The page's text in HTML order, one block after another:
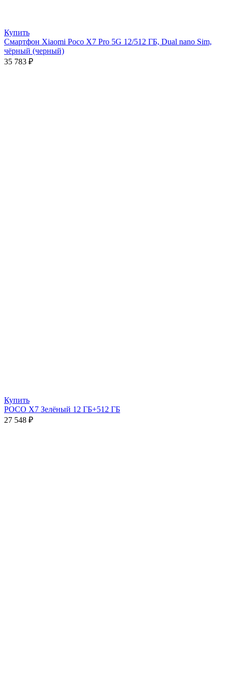
Купить
Смартфон Xiaomi Poco X7 Pro 5G 12/512 ГБ, Dual nano Sim,
чёрный (черный)
35 783 ₽
Купить
POCO X7 Зелёный 12 ГБ+512 ГБ
27 548 ₽